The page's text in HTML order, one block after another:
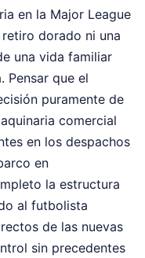
en la Major League
dorado ni una
una vida familiar
Pensar que el
puramente de
comercial
en los despachos
en
la estructura
al futbolista
de las nuevas
sin precedentes